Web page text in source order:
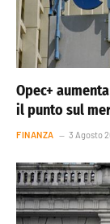
Opec+
il punto sul
FINANZA 3 Agosto